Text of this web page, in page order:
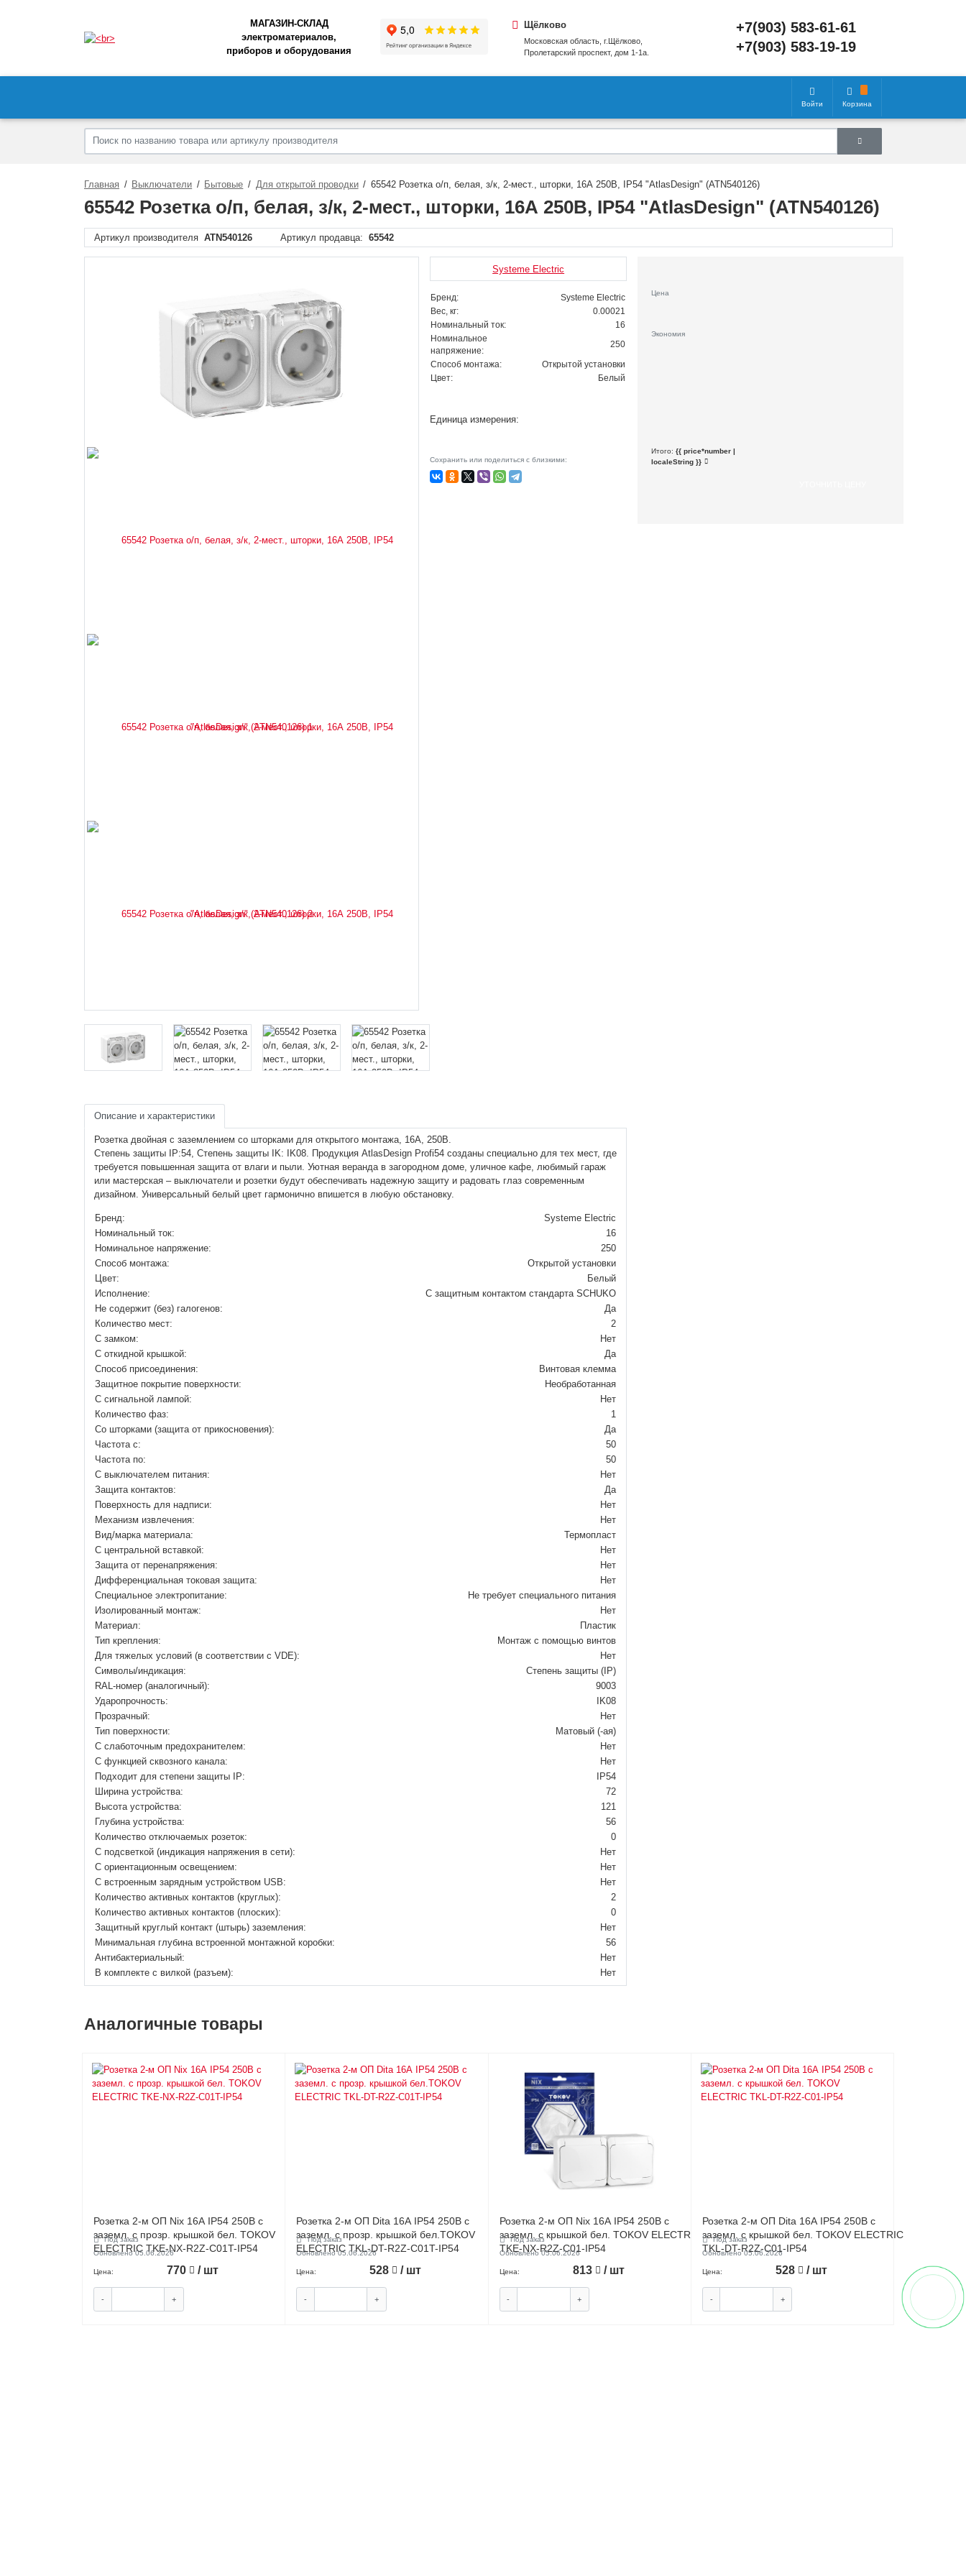
МАГАЗИН-СКЛАД
электроматериалов,
приборов и оборудования
Щёлково
Московская область, г.Щёлково,
Пролетарский проспект, дом 1‑1а.
+7(903) 583-61-61
+7(903) 583-19-19
Войти Корзина
Главная Выключатели Бытовые Для открытой проводки 65542 Розетка о/п, белая, з/к, 2-мест., шторки, 16А 250В, IP54 "AtlasDesign" (ATN540126)
65542 Розетка о/п, белая, з/к, 2-мест., шторки, 16А 250В, IP54 "AtlasDesign" (ATN540126)
Артикул производителя ATN540126 Артикул продавца: 65542
Systeme Electric
Бренд:
Systeme Electric
Вес, кг:
0.00021
Номинальный ток:
16
Номинальное
напряжение:
250
Способ монтажа:
Открытой установки
Цвет:
Белый
Единица измерения:
Сохранить или поделиться с близкими:
Цена
Экономия
Итого: {{ price*number |
localeString }}
Описание и характеристики
Розетка двойная с заземлением со шторками для открытого монтажа, 16А, 250В.
Степень защиты IP:54, Степень защиты IK: IK08. Продукция AtlasDesign Profi54 созданы специально для тех мест, где
требуется повышенная защита от влаги и пыли. Уютная веранда в загородном доме, уличное кафе, любимый гараж
или мастерская – выключатели и розетки будут обеспечивать надежную защиту и радовать глаз современным
дизайном. Универсальный белый цвет гармонично впишется в любую обстановку.
Бренд:
Systeme Electric
Номинальный ток:
16
Номинальное напряжение:
250
Способ монтажа:
Открытой установки
Цвет:
Белый
Исполнение:
С защитным контактом стандарта SCHUKO
Не содержит (без) галогенов:
Да
Количество мест:
2
С замком:
Нет
С откидной крышкой:
Да
Способ присоединения:
Винтовая клемма
Защитное покрытие поверхности:
Необработанная
С сигнальной лампой:
Нет
Количество фаз:
1
Со шторками (защита от прикосновения):
Да
Частота с:
50
Частота по:
50
С выключателем питания:
Нет
Защита контактов:
Да
Поверхность для надписи:
Нет
Механизм извлечения:
Нет
Вид/марка материала:
Термопласт
С центральной вставкой:
Нет
Защита от перенапряжения:
Нет
Дифференциальная токовая защита:
Нет
Cпециальное электропитание:
Не требует специального питания
Изолированный монтаж:
Нет
Материал:
Пластик
Тип крепления:
Монтаж с помощью винтов
Для тяжелых условий (в соответствии с VDE):
Нет
Символы/индикация:
Степень защиты (IP)
RAL-номер (аналогичный):
9003
Ударопрочность:
IK08
Прозрачный:
Нет
Тип поверхности:
Матовый (-ая)
С слаботочным предохранителем:
Нет
С функцией сквозного канала:
Нет
Подходит для степени защиты IP:
IP54
Ширина устройства:
72
Высота устройства:
121
Глубина устройства:
56
Количество отключаемых розеток:
0
С подсветкой (индикация напряжения в сети):
Нет
С ориентационным освещением:
Нет
С встроенным зарядным устройством USB:
Нет
Количество активных контактов (круглых):
2
Количество активных контактов (плоских):
0
Защитный круглый контакт (штырь) заземления:
Нет
Минимальная глубина встроенной монтажной коробки:
56
Антибактериальный:
Нет
В комплекте с вилкой (разъем):
Нет
Аналогичные товары
Розетка 2-м ОП Nix 16А IP54 250В с
заземл. с прозр. крышкой бел. TOKOV
ELECTRIC TKE-NX-R2Z-C01T-IP54
Под заказ
Обновлено 05.06.2026
Цена: 770 / шт
- +
Розетка 2-м ОП Dita 16А IP54 250В с
заземл. с прозр. крышкой бел.TOKOV
ELECTRIC TKL-DT-R2Z-C01T-IP54
Под заказ
Обновлено 05.06.2026
Цена: 528 / шт
- +
Розетка 2-м ОП Nix 16А IP54 250В с
заземл. с крышкой бел. TOKOV ELECTRIC
TKE-NX-R2Z-C01-IP54
Под заказ
Обновлено 05.06.2026
Цена: 813 / шт
- +
Розетка 2-м ОП Dita 16А IP54 250В с
заземл. с крышкой бел. TOKOV ELECTRIC
TKL-DT-R2Z-C01-IP54
Под заказ
Обновлено 05.06.2026
Цена: 528 / шт
- +